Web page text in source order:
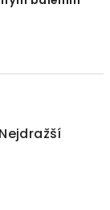
Nejdražší